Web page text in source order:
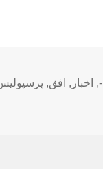
برچسب‌ها
-
, اخبار , افق,